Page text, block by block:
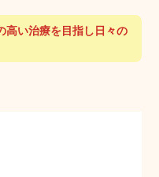
高い治療を目指し日々の